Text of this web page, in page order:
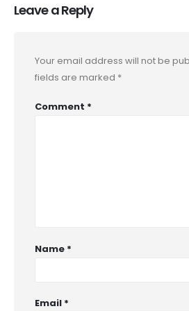
Leave a Reply
Your email address will not be
fields are marked *
Comment *
Name *
Email *